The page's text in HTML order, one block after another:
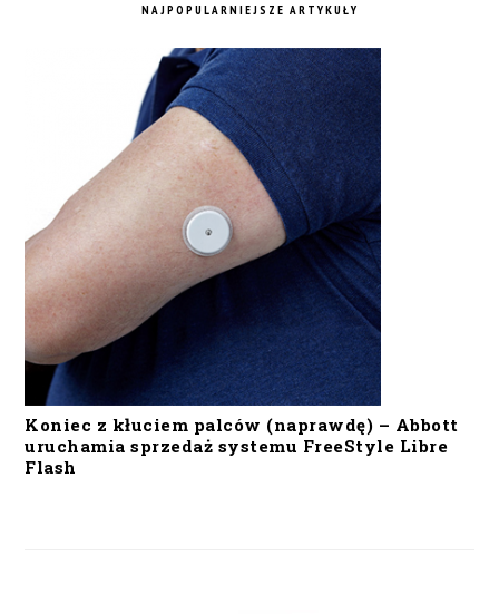
NAJPOPULARNIEJSZE ARTYKUŁY
Koniec z kłuciem palców (naprawdę) – Abbott
uruchamia sprzedaż systemu FreeStyle Libre
Flash